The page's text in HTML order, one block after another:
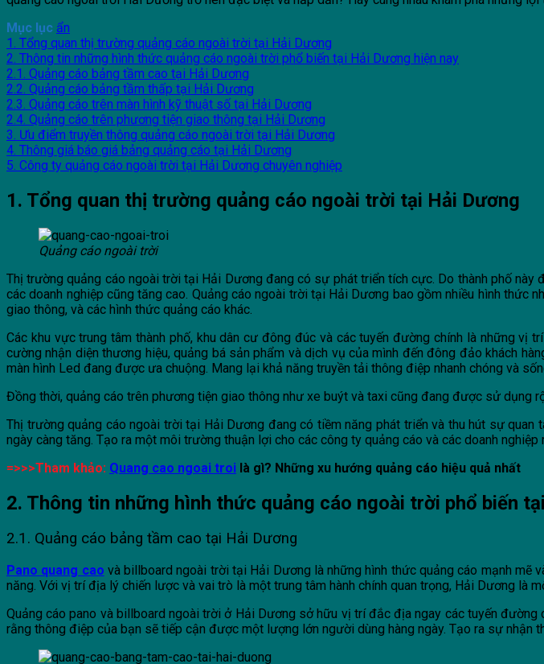
Mục lục ẩn
1. Tổng quan thị trường quảng cáo ngoài trời tại Hải Dương
2. Thông tin những hình thức quảng cáo ngoài trời phổ biến tại Hải Dương hiện nay
2.1. Quảng cáo bảng tầm cao tại Hải Dương
2.2. Quảng cáo bảng tầm thấp tại Hải Dương
2.3. Quảng cáo trên màn hình kỹ thuật số tại Hải Dương
2.4. Quảng cáo trên phương tiện giao thông tại Hải Dương
3. Ưu điểm truyền thông quảng cáo ngoài trời tại Hải Dương
4. Thông giá báo giá bảng quảng cáo tại Hải Dương
5. Công ty quảng cáo ngoài trời tại Hải Dương chuyên nghiệp
1. Tổng quan thị trường quảng cáo ngoài trời tại Hải Dương
Quảng cáo ngoài trời
Thị trường quảng cáo ngoài trời tại Hải Dương đang có sự phát triển tích cực. Do thành phố này
các doanh nghiệp cũng tăng cao. Quảng cáo ngoài trời tại Hải Dương bao gồm nhiều hình thức
giao thông, và các hình thức quảng cáo khác.
Các khu vực trung tâm thành phố, khu dân cư đông đúc và các tuyến đường chính là những vị
cường nhận diện thương hiệu, quảng bá sản phẩm và dịch vụ của mình đến đông đảo khách
màn hình Led đang được ưa chuộng. Mang lại khả năng truyền tải thông điệp nhanh chóng và
Đồng thời, quảng cáo trên phương tiện giao thông như xe buýt và taxi cũng đang được sử dụng
Thị trường quảng cáo ngoài trời tại Hải Dương đang có tiềm năng phát triển và thu hút sự
ngày càng tăng. Tạo ra một môi trường thuận lợi cho các công ty quảng cáo và các doanh
=>>>Tham khảo: Quang cao ngoai troi là gì? Những xu hướng quảng cáo hiệu quả nhất
2. Thông tin những hình thức quảng cáo ngoài trời phổ biến
2.1. Quảng cáo bảng tầm cao tại Hải Dương
Pano quang cao và billboard ngoài trời tại Hải Dương là những hình thức quảng cáo mạnh mẽ
năng. Với vị trí địa lý chiến lược và vai trò là một trung tâm hành chính quan trọng, Hải Dương là
Quảng cáo pano và billboard ngoài trời ở Hải Dương sở hữu vị trí đắc địa ngay các tuyến
rằng thông điệp của bạn sẽ tiếp cận được một lượng lớn người dùng hàng ngày. Tạo ra sự